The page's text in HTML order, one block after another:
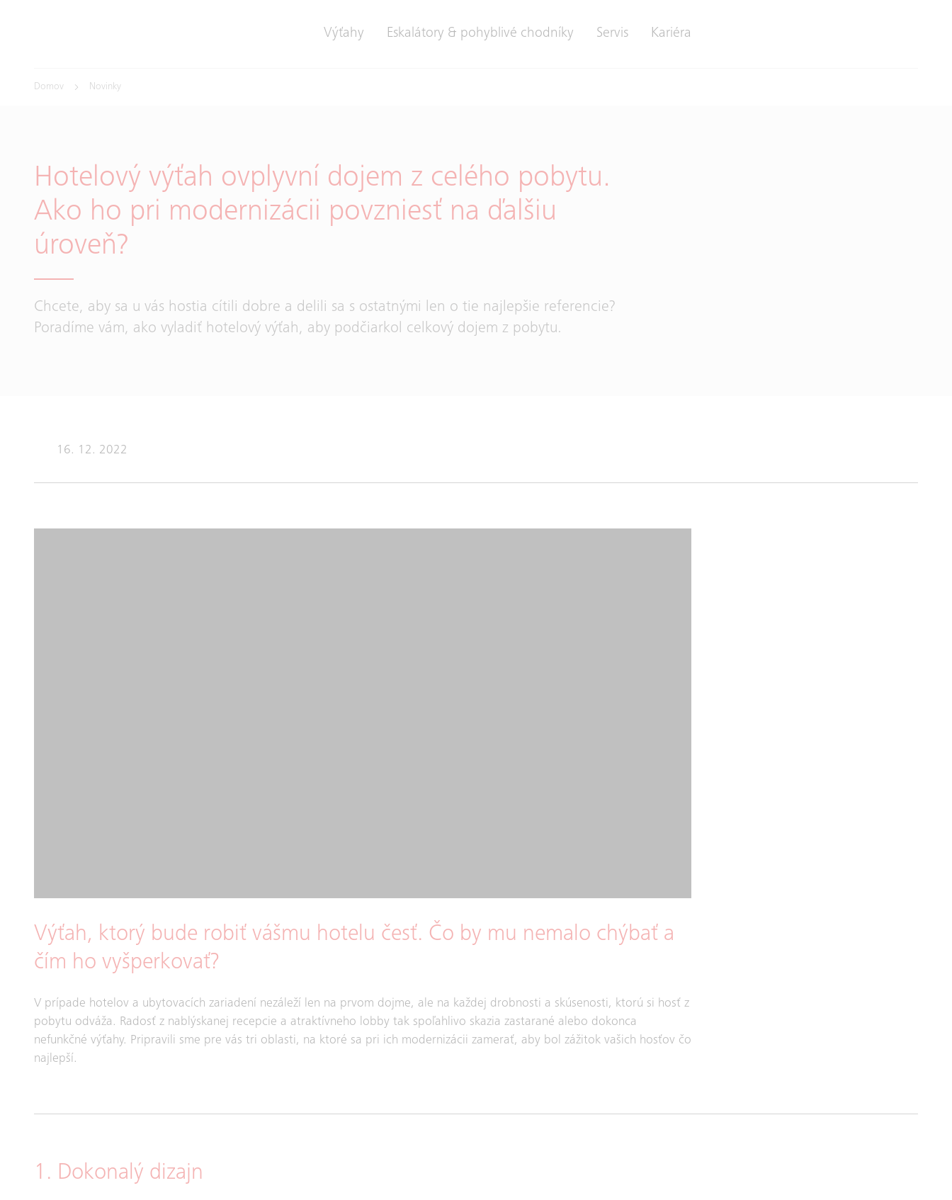
Výťahy Eskalátory & pohyblivé chodníky Servis Kariéra
Domov Novinky
Hotelový výťah ovplyvní dojem z celého pobytu.
Ako ho pri modernizácii povzniesť na ďalšiu
úroveň?
Chcete, aby sa u vás hostia cítili dobre a delili sa s ostatnými len o tie najlepšie referencie?
Poradíme vám, ako vyladiť hotelový výťah, aby podčiarkol celkový dojem z pobytu.
16. 12. 2022
Výťah, ktorý bude robiť vášmu hotelu česť. Čo by mu nemalo chýbať a
čím ho vyšperkovať?
V prípade hotelov a ubytovacích zariadení nezáleží len na prvom dojme, ale na každej drobnosti a skúsenosti, ktorú si hosť z
pobytu odváža. Radosť z nablýskanej recepcie a atraktívneho lobby tak spoľahlivo skazia zastarané alebo dokonca
nefunkčné výťahy. Pripravili sme pre vás tri oblasti, na ktoré sa pri ich modernizácii zamerať, aby bol zážitok vašich hosťov čo
najlepší.
1. Dokonalý dizajn